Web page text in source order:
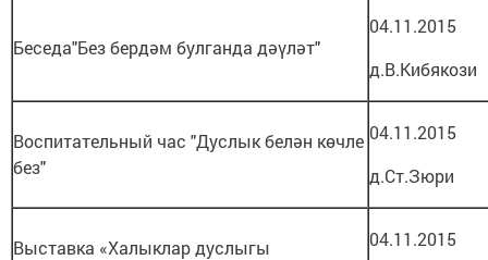
Беседа"Без бердәм булганда дәүләт"
04.11.2015
д.В.Кибякози
Воспитательный час "Дуслык белән көчле
без"
04.11.2015
д.Ст.Зюри
Выставка «Халыклар дуслыгы
04.11.2015